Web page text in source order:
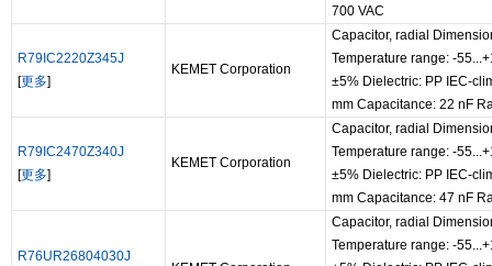
700 VAC
R79IC2220Z345J
[更多]
KEMET Corporation
Capacitor, radial
Temperature range: -
±5% Dielectric: PP IEC-
mm Capacitance: 22 nF
R79IC2470Z340J
[更多]
KEMET Corporation
Capacitor, radial
Temperature range: -
±5% Dielectric: PP IEC-
mm Capacitance: 47 nF
R76UR26804030J
Capacitor, radial
Temperature range: -